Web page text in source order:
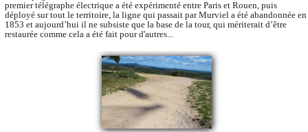
premier télégraphe électrique a été expérimenté entre Paris et Rouen, puis
déployé sur tout le territoire, la ligne qui passait par Murviel a été abandonnée en
1853 et aujourd’hui il ne subsiste que la base de la tour, qui mériterait d’être
restaurée comme cela a été fait pour d'autres...